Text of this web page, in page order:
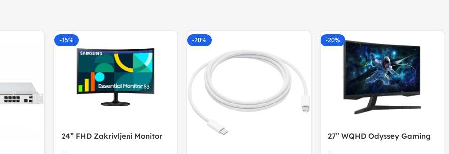
-15%
24” FHD Zakrivljeni Monitor
-20% -20%
27” WQHD Odyssey Gaming